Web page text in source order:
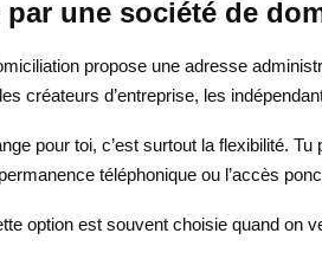
par une société de
propose une adresse
créateurs d’entreprise, les
pour toi, c’est surtout la flexibilité.
téléphonique ou l’accès
option est souvent choisie quand on